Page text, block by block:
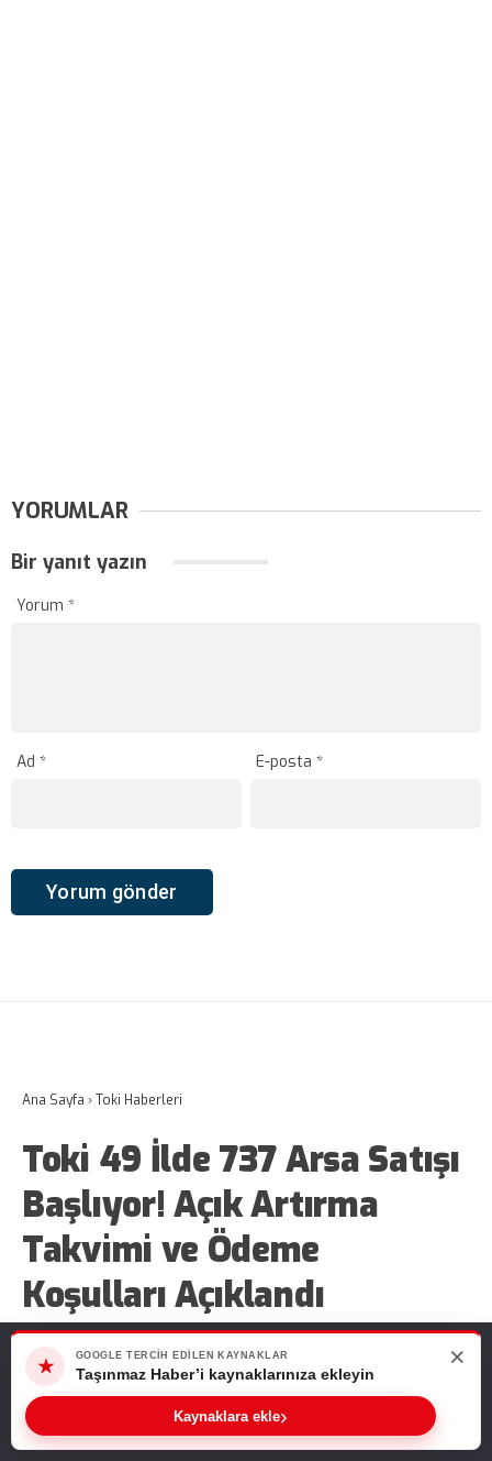
YORUMLAR
Bir yanıt yazın
Yorum *
Ad * E-posta*
Ana Sayfa ›Toki Haberleri
Toki 49 İlde 737 Arsa Satışı
Başlıyor! Açık Artırma
Takvimi ve Ödeme
Koşulları Açıklandı
Toki 49 ilde 737 arsa satışı için açık artırma
düzenleyecek. 12-14 Ağustos 2026 tarihlerinde
gerçekleştirilecek müzayedelerde yüzde 15
peşin ödeme indirimi ve 48 aya varan vade
Web sitemizde size en iyi deneyimi sunabilmemiz için çerezleri
kullanıyoruz. Bu siteyi kullanmaya devam ederseniz, bunu kabul
ettiğinizi varsayarız.
Tamam
★
GOOGLE TERCIH EDILEN KAYNAKLAR
Taşınmaz Haber’i kaynaklarınıza ekleyin
Kaynaklara ekle›
×